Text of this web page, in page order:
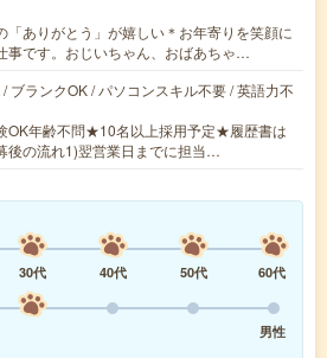
「ありがとう」が嬉しい＊お年寄りを笑顔に
事です。おじいちゃん、おばあちゃ…
ブランクOK / パソコンスキル不要 / 英語力不
OK年齢不問★10名以上採用予定★履歴書は
後の流れ1)翌営業日までに担当…
30代 40代 50代
60代
男性